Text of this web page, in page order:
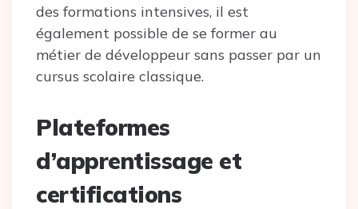
des formations intensives, il est
également possible de se former au
métier de développeur sans passer par un
cursus scolaire classique.
Plateformes
d’apprentissage et
certifications